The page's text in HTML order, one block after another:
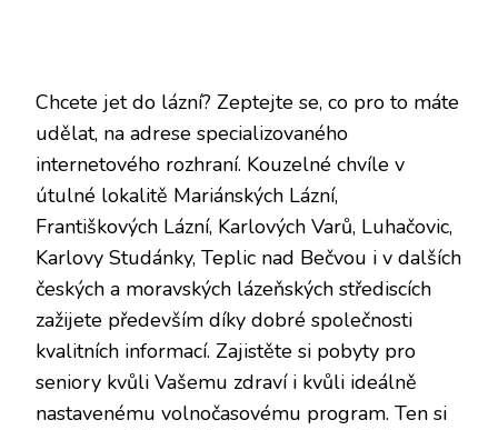
Chcete jet do lázní? Zeptejte se, co pro to máte
udělat, na adrese specializovaného
internetového rozhraní. Kouzelné chvíle v
útulné lokalitě Mariánských Lázní,
Františkových Lázní, Karlových Varů, Luhačovic,
Karlovy Studánky, Teplic nad Bečvou i v dalších
českých a moravských lázeňských střediscích
zažijete především díky dobré společnosti
kvalitních informací. Zajistěte si pobyty pro
seniory kvůli Vašemu zdraví i kvůli ideálně
nastavenému volnočasovému program. Ten si